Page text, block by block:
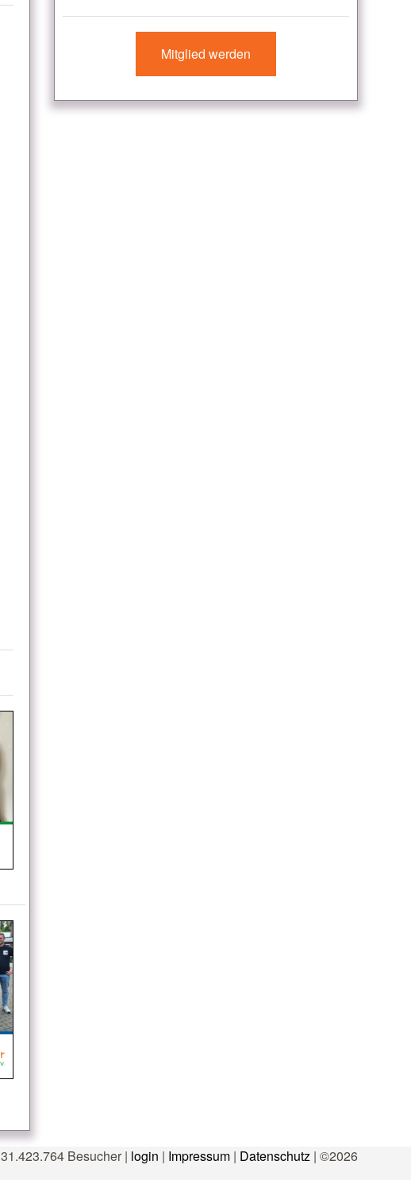
Mitglied werden
31.423.764 Besucher | login | Impressum | Datenschutz | ©2026